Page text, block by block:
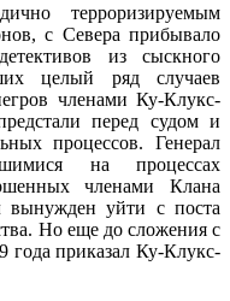
терроризируемым
с Севера прибывало
из сыскного
целый ряд случаев
членами Ку-Клукс-
перед судом и
процессов. Генерал
на процессах
членами Клана
вынужден уйти с поста
Но еще до сложения с
года приказал Ку-Клукс-